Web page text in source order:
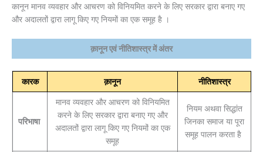
कानून मानव व्यवहार और आचरण को विनियमित करने के लिए सरकार द्वारा बनाए गए
और अदालतों द्वारा लागू किए गए नियमों का एक समूह है ।
क़ानून एवं नीतिशास्त्र में अंतर
कारक क़ानून नीतिशास्त्र
परिभाषा
मानव व्यवहार और आचरण को विनियमित
करने के लिए सरकार द्वारा बनाए गए और
अदालतों द्वारा लागू किए गए नियमों का एक
समूह
नियम अथवा सिद्धांत
जिनका समाज या पूरा
समूह पालन करता है